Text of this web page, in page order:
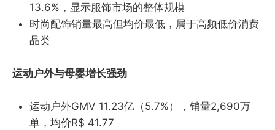
13.6%，显示服饰市场的整体规模
时尚配饰销量最高但均价最低，属于高频低价消费
品类
运动户外与母婴增长强劲
运动户外GMV 11.23亿（5.7%），销量2,690万
单，均价R$ 41.77